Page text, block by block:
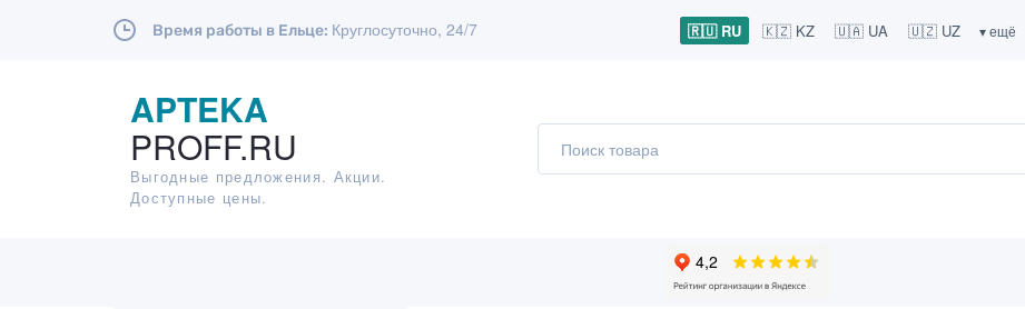
Время работы в Ельце: Круглосуточно, 24/7 🇷🇺 RU 🇰🇿 KZ 🇺🇦 UA 🇺🇿 UZ ▾ ещё
APTEKA
PROFF.RU
Выгодные предложения. Акции.
Доступные цены.